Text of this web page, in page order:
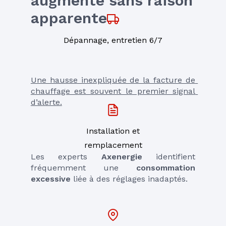
apparente
Une hausse inexpliquée de la facture de
chauffage est souvent le premier signal
d’alerte.
Les experts Axenergie identifient
fréquemment une consommation
excessive liée à des réglages inadaptés.
Dépannage, entretien 6/7
Installation et
remplacement